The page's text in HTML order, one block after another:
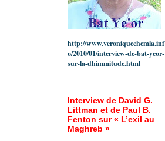
http://www.veroniquechemla.inf
o/2010/01/interview-de-bat-yeor-
sur-la-dhimmitude.html
Interview de David G.
Littman et de Paul B.
Fenton sur « L’exil au
Maghreb »